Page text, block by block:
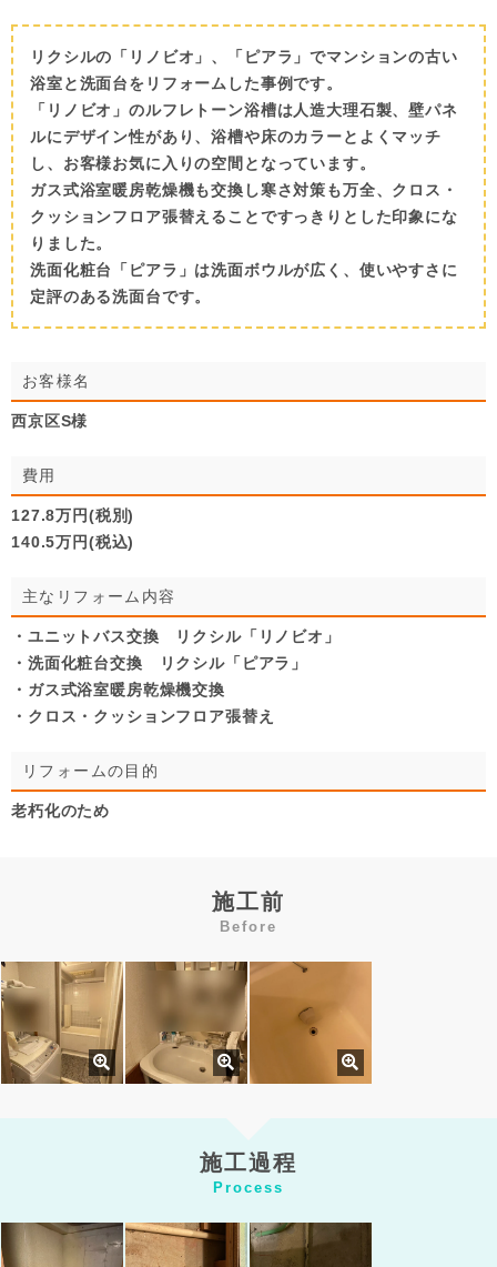
リクシルの「リノビオ」、「ピアラ」でマンションの古い
浴室と洗面台をリフォームした事例です。
「リノビオ」のルフレトーン浴槽は人造大理石製、壁パネ
ルにデザイン性があり、浴槽や床のカラーとよくマッチ
し、お客様お気に入りの空間となっています。
ガス式浴室暖房乾燥機も交換し寒さ対策も万全、クロス・
クッションフロア張替えることですっきりとした印象にな
りました。
洗面化粧台「ピアラ」は洗面ボウルが広く、使いやすさに
定評のある洗面台です。
お客様名
西京区S様
費用
127.8万円(税別)
140.5万円(税込)
主なリフォーム内容
・ユニットバス交換 リクシル「リノビオ」
・洗面化粧台交換 リクシル「ピアラ」
・ガス式浴室暖房乾燥機交換
・クロス・クッションフロア張替え
リフォームの目的
老朽化のため
施工前
Before
施工過程
Process